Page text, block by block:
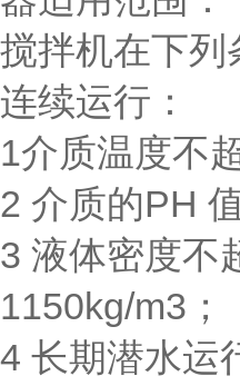
搅拌机在下列
连续运行：
1介质温度不
2 介质的PH
3 液体密度不
1150kg/m3；
4 长期潜水运